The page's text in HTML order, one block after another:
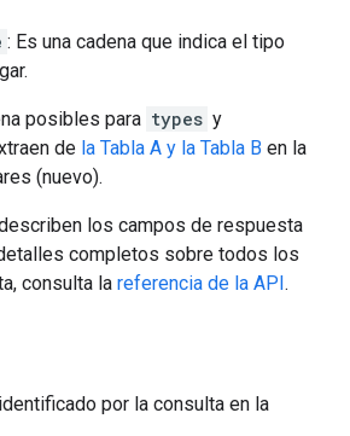
: Es una cadena que indica el tipo
posibles para types y
de la Tabla A y la Tabla B en la
(nuevo).
los campos de respuesta
completos sobre todos los
consulta la referencia de la API.
por la consulta en la